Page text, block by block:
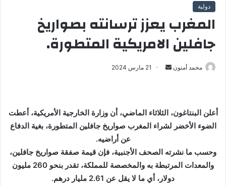
دولية
المغرب يعزز ترسانته بصواريخ
جافلين الامريكية المتطورة.
محمد أمنون
ب
ر
ا
إ
21 مارس 2024
أعلن البنتاغون، الثلاثاء الماضي، أن وزارة الخارجية الأمريكية، أعطت
الضوء الأخضر لشراء المغرب صواريخ جافلين المتطورة، بغية الدفاع
عن أراضيه.
وحسب ما نشرته الصحف الأجنبية، فإن قيمة صفقة صواريخ جافلين،
والمعدات المرتبطة به والمخصصة للمملكة، تقدر بنحو 260 مليون
دولار، أي ما لا يقل عن 2.61 مليار درهم.